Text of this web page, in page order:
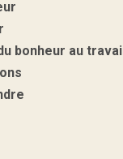
bonheur au travail